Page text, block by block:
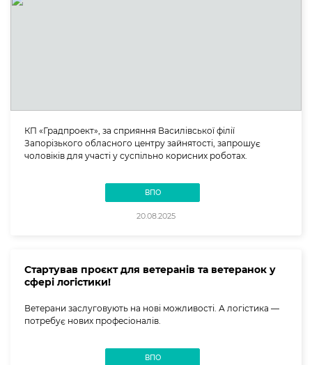
КП «Градпроект», за сприяння Василівської філії
Запорізького обласного центру зайнятості, запрошує
чоловіків для участі у суспільно корисних роботах.
ВПО
20.08.2025
Стартував проєкт для ветеранів та ветеранок у
сфері логістики!
Ветерани заслуговують на нові можливості. А логістика —
потребує нових професіоналів.
ВПО